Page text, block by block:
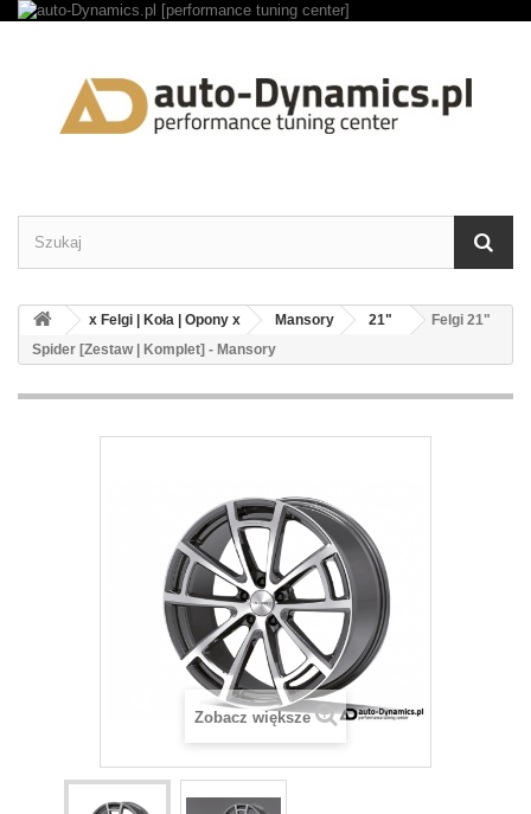
x Felgi | Koła | Opony x Mansory 21"
Felgi 21"
Spider [Zestaw | Komplet] - Mansory
Zobacz większe